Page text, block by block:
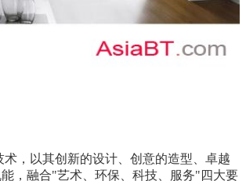
术，以其创新的设计、创意的造型、卓越
，融合"艺术、环保、科技、服务"四大要